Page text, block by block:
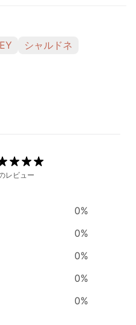
シャルドネ
レビュー
0%
0%
0%
0%
0%